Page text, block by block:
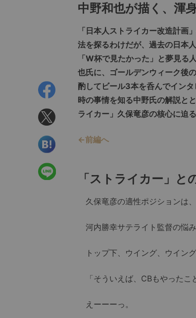
中野和也が描く、渾
「日本人ストライカー改造計
法を探るわけだが、過去の日本
「W杯で見たかった」と夢見る
也氏に、ゴールデンウィーク後
酌してビール3本を呑んでイン
時の事情を知る中野氏の解説と
ライカー」久保竜彦の核心に迫る
←前編へ
「ストライカー」と
久保竜彦の適性ポジションは、
河内勝幸サテライト監督の悩
トップ下、ウイング、ウイング
「そういえば、CBもやったこ
えーーーっ。